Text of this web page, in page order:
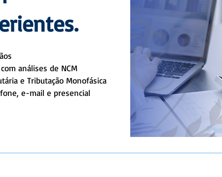
análises de NCM
e Tributação Monofásica
e-mail e presencial